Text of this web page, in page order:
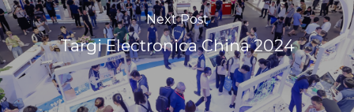
Next Post
Targi Electronica China 2024